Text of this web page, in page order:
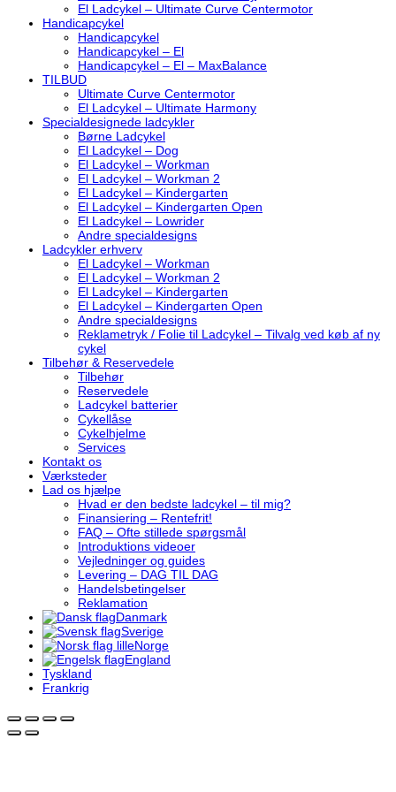
El Ladcykel – Ultimate Curve Centermotor
Handicapcykel
Handicapcykel
Handicapcykel – El
Handicapcykel – El – MaxBalance
TILBUD
Ultimate Curve Centermotor
El Ladcykel – Ultimate Harmony
Specialdesignede ladcykler
Børne Ladcykel
El Ladcykel – Dog
El Ladcykel – Workman
El Ladcykel – Workman 2
El Ladcykel – Kindergarten
El Ladcykel – Kindergarten Open
El Ladcykel – Lowrider
Andre specialdesigns
Ladcykler erhverv
El Ladcykel – Workman
El Ladcykel – Workman 2
El Ladcykel – Kindergarten
El Ladcykel – Kindergarten Open
Andre specialdesigns
Reklametryk / Folie til Ladcykel – Tilvalg ved køb af ny
cykel
Tilbehør & Reservedele
Tilbehør
Reservedele
Ladcykel batterier
Cykellåse
Cykelhjelme
Services
Kontakt os
Værksteder
Lad os hjælpe
Hvad er den bedste ladcykel – til mig?
Finansiering – Rentefrit!
FAQ – Ofte stillede spørgsmål
Introduktions videoer
Vejledninger og guides
Levering – DAG TIL DAG
Handelsbetingelser
Reklamation
Danmark
Sverige
Norge
England
Tyskland
Frankrig